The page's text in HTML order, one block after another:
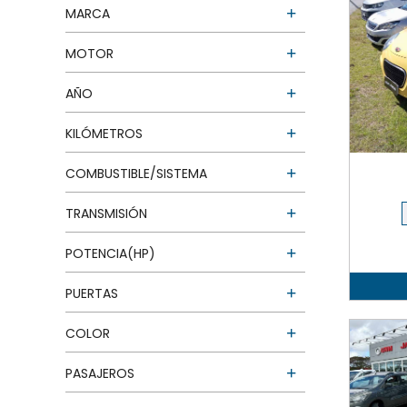
MARCA
MOTOR
AÑO
KILÓMETROS
COMBUSTIBLE/SISTEMA
TRANSMISIÓN
POTENCIA(HP)
PUERTAS
COLOR
PASAJEROS